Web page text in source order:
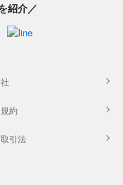
紹介／
約
引法